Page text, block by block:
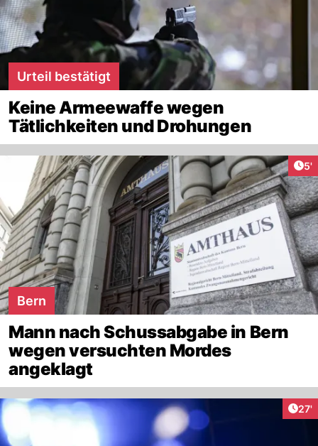
Urteil bestätigt
Keine Armeewaffe wegen
Tätlichkeiten und Drohungen
5'
Bern
Mann nach Schussabgabe in Bern
wegen versuchten Mordes
angeklagt
27'